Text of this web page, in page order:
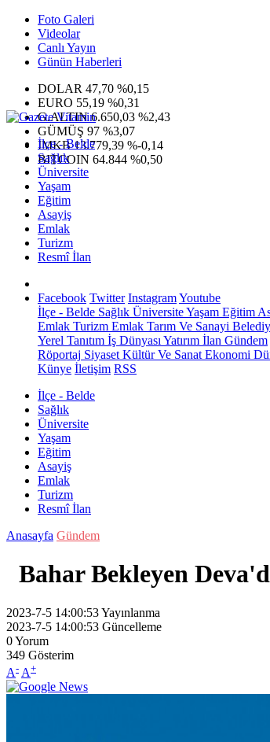
Foto Galeri
Videolar
Canlı Yayın
Günün Haberleri
DOLAR 47,70 %0,15
EURO 55,19 %0,31
G.ALTIN6.650,03 %2,43
GÜMÜŞ 97 %3,07
IMKB13.779,39 %-0,14
BITCOIN 64.844 %0,50
İlçe - Belde
Sağlık
Üniversite
Yaşam
Eğitim
Asayiş
Emlak
Turizm
Resmî İlan
Facebook Twitter InstagramYoutube
İlçe - Belde Sağlık ÜniversiteYaşam Eğitim
Emlak Turizm Emlak Tarım Ve Sanayi
Yerel Tanıtım İş Dünyası Yatırım İlan Gündem
Röportaj Siyaset Kültür Ve Sanat Ekonomi
Künye İletişim RSS
İlçe - Belde
Sağlık
Üniversite
Yaşam
Eğitim
Asayiş
Emlak
Turizm
Resmî İlan
Anasayfa Gündem
Bahar Bekleyen
2023-7-5 14:00:53Yayınlanma
2023-7-5 14:00:53 Güncelleme
0Yorum
349 Gösterim
A- A+